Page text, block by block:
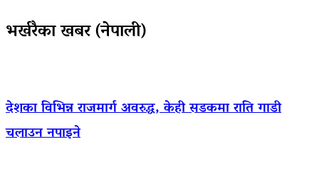
भर्खरैका खबर (नेपाली)
देशका विभिन्न राजमार्ग अवरुद्ध, केही सडकमा राति गाडी
चलाउन नपाइने